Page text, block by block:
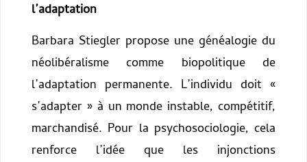
l’adaptation
Barbara Stiegler propose une généalogie du
néolibéralisme comme biopolitique de
l’adaptation permanente. L’individu doit «
s’adapter » à un monde instable, compétitif,
marchandisé. Pour la psychosociologie, cela
renforce l’idée que les injonctions